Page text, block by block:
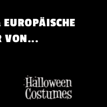
VON...